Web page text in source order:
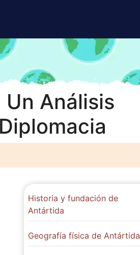
Análisis
Historia y fundación de
Antártida
Geografía física de Antártida